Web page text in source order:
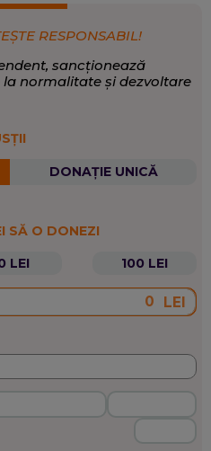
RESPONSABIL!
sancționează
normalitate și dezvoltare
DONAȚIE UNICĂ
SĂ O DONEZI
LEI 100 LEI
LEI